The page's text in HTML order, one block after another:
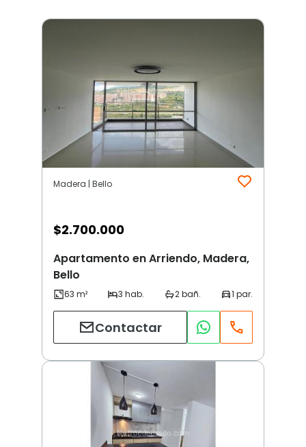
Madera | Bello
$2.700.000
Apartamento en Arriendo, Madera,
Bello
Contactar